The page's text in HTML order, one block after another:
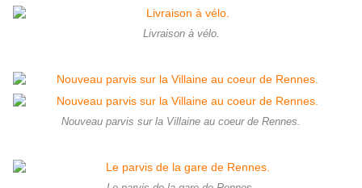
Livraison à vélo.
Nouveau parvis sur la Villaine au coeur de Rennes.